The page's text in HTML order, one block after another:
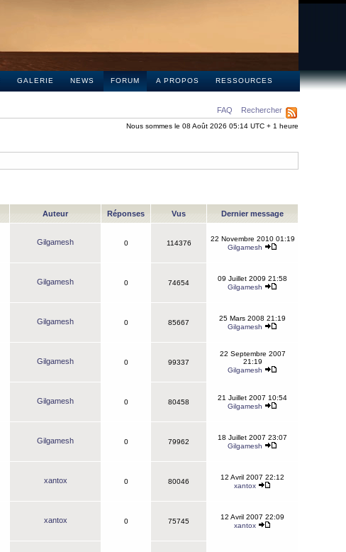
GALERIE NEWS FORUM A PROPOS RESSOURCES
FAQ Rechercher
Nous sommes le 08 Août 2026 05:14 UTC + 1 heure
Auteur Réponses Vus Dernier message
Gilgamesh 0 114376
22 Novembre 2010 01:19
Gilgamesh
Gilgamesh 0 74654
09 Juillet 2009 21:58
Gilgamesh
Gilgamesh 0 85667
25 Mars 2008 21:19
Gilgamesh
Gilgamesh 0 99337
22 Septembre 2007
21:19
Gilgamesh
Gilgamesh 0 80458
21 Juillet 2007 10:54
Gilgamesh
Gilgamesh 0 79962
18 Juillet 2007 23:07
Gilgamesh
xantox 0 80046
12 Avril 2007 22:12
xantox
xantox 0 75745
12 Avril 2007 22:09
xantox